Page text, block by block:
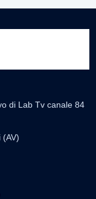
di Lab Tv canale 84